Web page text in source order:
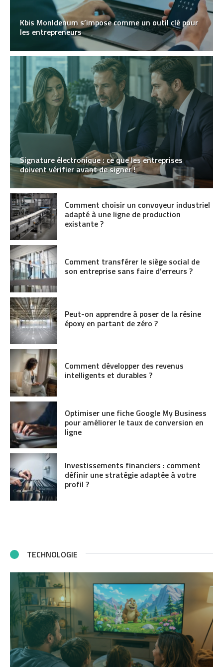
Kbis MonIdenum s’impose comme un outil clé pour
les entrepreneurs
Signature électronique : ce que les entreprises
doivent vérifier avant de signer !
Comment choisir un convoyeur industriel
adapté à une ligne de production
existante ?
Comment transférer le siège social de
son entreprise sans faire d’erreurs ?
Peut-on apprendre à poser de la résine
époxy en partant de zéro ?
Comment développer des revenus
intelligents et durables ?
Optimiser une fiche Google My Business
pour améliorer le taux de conversion en
ligne
Investissements financiers : comment
définir une stratégie adaptée à votre
profil ?
TECHNOLOGIE